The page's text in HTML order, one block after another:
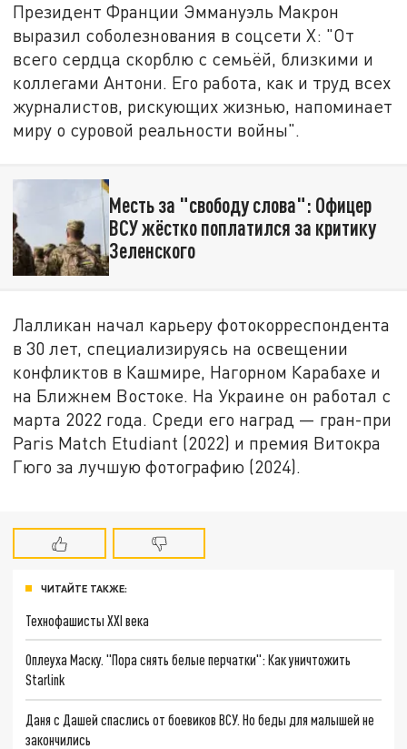
Президент Франции Эммануэль Макрон
выразил соболезнования в соцсети X: "От
всего сердца скорблю с семьёй, близкими и
коллегами Антони. Его работа, как и труд всех
журналистов, рискующих жизнью, напоминает
миру о суровой реальности войны".
Месть за "свободу слова": Офицер
ВСУ жёстко поплатился за критику
Зеленского
Лалликан начал карьеру фотокорреспондента
в 30 лет, специализируясь на освещении
конфликтов в Кашмире, Нагорном Карабахе и
на Ближнем Востоке. На Украине он работал с
марта 2022 года. Среди его наград — гран-при
Paris Match Etudiant (2022) и премия Витокра
Гюго за лучшую фотографию (2024).
ЧИТАЙТЕ ТАКЖЕ:
Технофашисты XXI века
Оплеуха Маску. "Пора снять белые перчатки": Как уничтожить
Starlink
Даня с Дашей спаслись от боевиков ВСУ. Но беды для малышей не
закончились